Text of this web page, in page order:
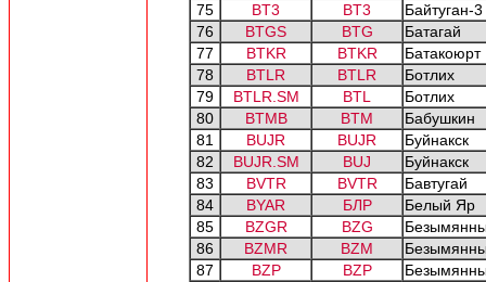
75
BT3 BT3
Байтуган-3
76
BTGS BTG
Батагай
77
BTKR BTKR
Батакоюрт
78
BTLR BTLR
Ботлих
79
BTLR.SM BTL
Ботлих
80
BTMB BTM
Бабушкин
81
BUJR BUJR
Буйнакск
82
BUJR.SM BUJ
Буйнакск
83
BVTR BVTR
Бавтугай
84
BYAR БЛР
Белый Яр
85
BZGR BZG
86
BZMR BZM
87
BZP BZP